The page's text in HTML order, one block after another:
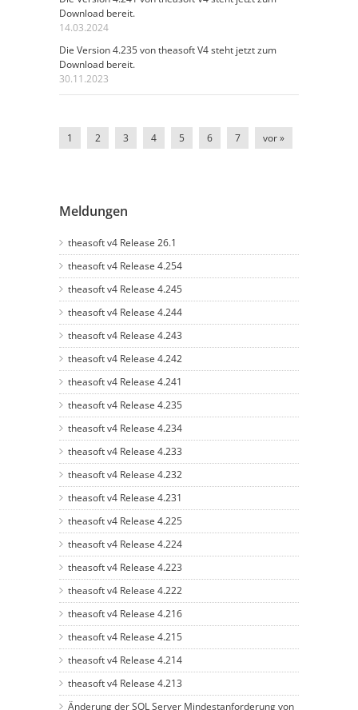
Download bereit.
14.03.2024
Die Version 4.235 von theasoft V4 steht jetzt zum
Download bereit.
30.11.2023
1 2 3 4 5 6 7 vor »
Meldungen
theasoft v4 Release 26.1
theasoft v4 Release 4.254
theasoft v4 Release 4.245
theasoft v4 Release 4.244
theasoft v4 Release 4.243
theasoft v4 Release 4.242
theasoft v4 Release 4.241
theasoft v4 Release 4.235
theasoft v4 Release 4.234
theasoft v4 Release 4.233
theasoft v4 Release 4.232
theasoft v4 Release 4.231
theasoft v4 Release 4.225
theasoft v4 Release 4.224
theasoft v4 Release 4.223
theasoft v4 Release 4.222
theasoft v4 Release 4.216
theasoft v4 Release 4.215
theasoft v4 Release 4.214
theasoft v4 Release 4.213
Änderung der SQL Server Mindestanforderung von